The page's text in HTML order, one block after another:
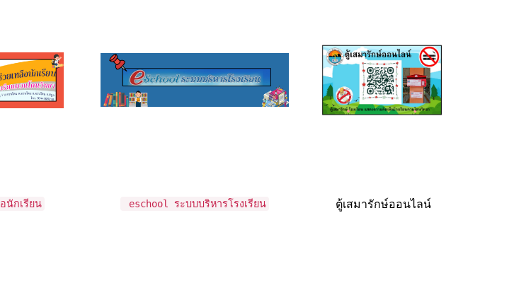
นักเรียน eschool ระบบบริหารโรงเรียน ตู้เสมารักษ์ออนไลน์